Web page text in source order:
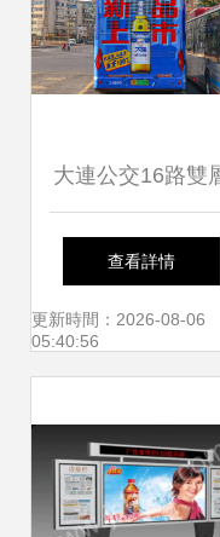
大連公交16路雙
巴士新裝上陣
8887與8890號車換
查看詳情
更新時間：2026-08-06
05:40:56